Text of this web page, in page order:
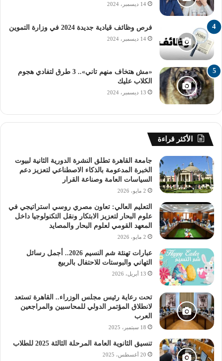
14 ديسمبر، 2024
فرص وظائف قيادية جديدة 2024 في وزارة التموين
14 ديسمبر، 2024
«مش هتخاف منهم تاني».. 3 طرق لتفادي هجوم
الكلاب عليك
13 ديسمبر، 2024
الأكثر قراءة
جامعة القاهرة تطلق النشرة الدورية الثانية لبيوت
الخبرة المدعومة بالذكاء الاصطناعي لتعزيز دعم
السياسات العامة وصناعة القرار
2 مايو، 2026
التعليم العالي: تعاون مصري روسي استراتيجي في
علوم البحار لتعزيز الابتكار ونقل التكنولوجيا داخل
المعهد القومي لعلوم البحار والمصايد
2 مايو، 2026
عبارات تهنئة شم النسيم 2026.. أجمل رسائل
التهاني والبوستات للاحتفال بالربيع
13 أبريل، 2026
تحت رعاية رئيس مجلس الوزراء.. القاهرة تستعد
لانطلاق المؤتمر الدولي للمحاسبين والمراجعين
العرب
18 سبتمبر، 2025
تنسيق الثانوية العامة المرحلة الثالثة 2025 للطلاب
20 أغسطس، 2025